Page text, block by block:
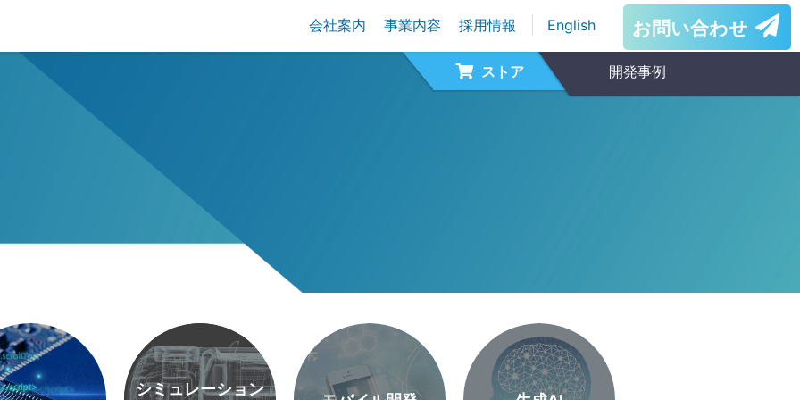
会社案内 事業内容 採用情報 English お問い合わせ
ストア 開発事例
シミュレーション